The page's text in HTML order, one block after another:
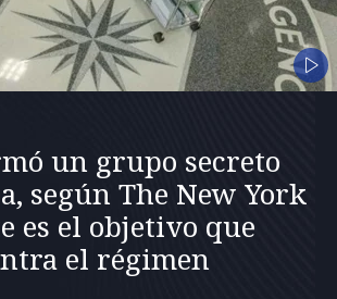
un grupo secreto
según The New York
es el objetivo que
el régimen